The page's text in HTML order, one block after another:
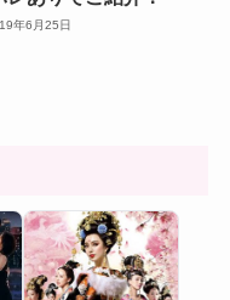
年6月25日